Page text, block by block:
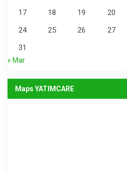
17
18 19 20
24
25 26 27
31
« Mar
Maps YATIMCARE